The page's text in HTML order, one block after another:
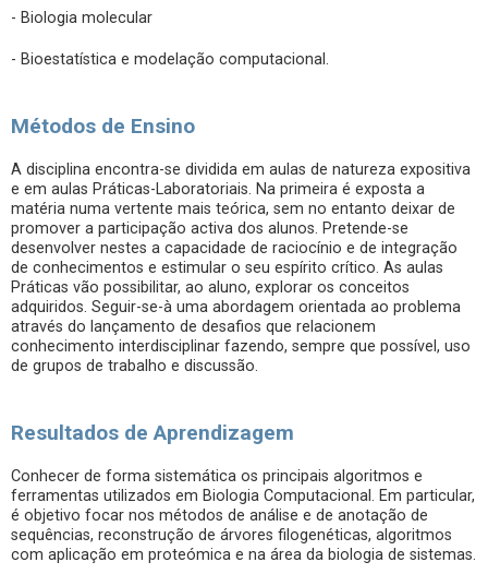
- Biologia molecular
- Bioestatística e modelação computacional.
Métodos de Ensino
A disciplina encontra-se dividida em aulas de natureza expositiva
e em aulas Práticas-Laboratoriais. Na primeira é exposta a
matéria numa vertente mais teórica, sem no entanto deixar de
promover a participação activa dos alunos. Pretende-se
desenvolver nestes a capacidade de raciocínio e de integração
de conhecimentos e estimular o seu espírito crítico. As aulas
Práticas vão possibilitar, ao aluno, explorar os conceitos
adquiridos. Seguir-se-à uma abordagem orientada ao problema
através do lançamento de desafios que relacionem
conhecimento interdisciplinar fazendo, sempre que possível, uso
de grupos de trabalho e discussão.
Resultados de Aprendizagem
Conhecer de forma sistemática os principais algoritmos e
ferramentas utilizados em Biologia Computacional. Em particular,
é objetivo focar nos métodos de análise e de anotação de
sequências, reconstrução de árvores filogenéticas, algoritmos
com aplicação em proteómica e na área da biologia de sistemas.